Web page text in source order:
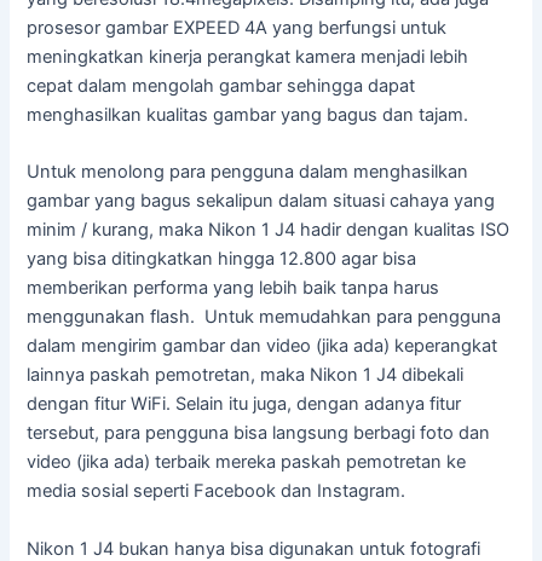
prosesor gambar EXPEED 4A yang berfungsi untuk
meningkatkan kinerja perangkat kamera menjadi lebih
cepat dalam mengolah gambar sehingga dapat
menghasilkan kualitas gambar yang bagus dan tajam.
Untuk menolong para pengguna dalam menghasilkan
gambar yang bagus sekalipun dalam situasi cahaya yang
minim / kurang, maka Nikon 1 J4 hadir dengan kualitas ISO
yang bisa ditingkatkan hingga 12.800 agar bisa
memberikan performa yang lebih baik tanpa harus
menggunakan flash. Untuk memudahkan para pengguna
dalam mengirim gambar dan video (jika ada) keperangkat
lainnya paskah pemotretan, maka Nikon 1 J4 dibekali
dengan fitur WiFi. Selain itu juga, dengan adanya fitur
tersebut, para pengguna bisa langsung berbagi foto dan
video (jika ada) terbaik mereka paskah pemotretan ke
media sosial seperti Facebook dan Instagram.
Nikon 1 J4 bukan hanya bisa digunakan untuk fotografi